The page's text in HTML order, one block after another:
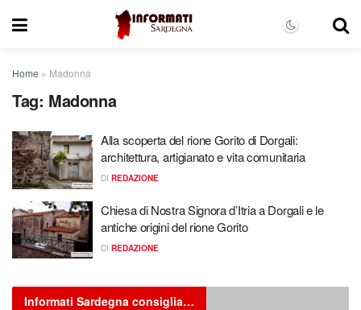
Home » Madonna
Tag: Madonna
Alla scoperta del rione Gorito di Dorgali:
architettura, artigianato e vita comunitaria
DI REDAZIONE
Chiesa di Nostra Signora d’Itria a Dorgali e le
antiche origini del rione Gorito
DI REDAZIONE
Informati Sardegna consiglia…